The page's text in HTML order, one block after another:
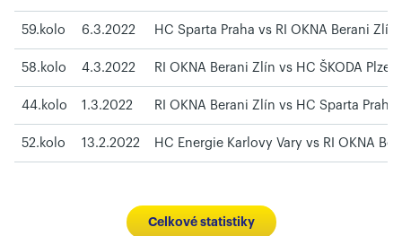
59.kolo 6.3.2022 HC Sparta Praha vs RI OKNA Berani Zlín
58.kolo 4.3.2022 RI OKNA Berani Zlín vs HC ŠKODA Plzeň
44.kolo 1.3.2022 RI OKNA Berani Zlín vs HC Sparta Praha
52.kolo 13.2.2022 HC Energie Karlovy Vary vs RI OKNA
Celkové statistiky